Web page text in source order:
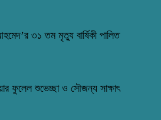
৩১ তম মৃত্যু বার্ষিকী পালিত
ফুলেল শুভেচ্ছা ও সৌজন্য সাক্ষাৎ